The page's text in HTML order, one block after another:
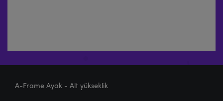
A-Frame Ayak - Alt yükseklik